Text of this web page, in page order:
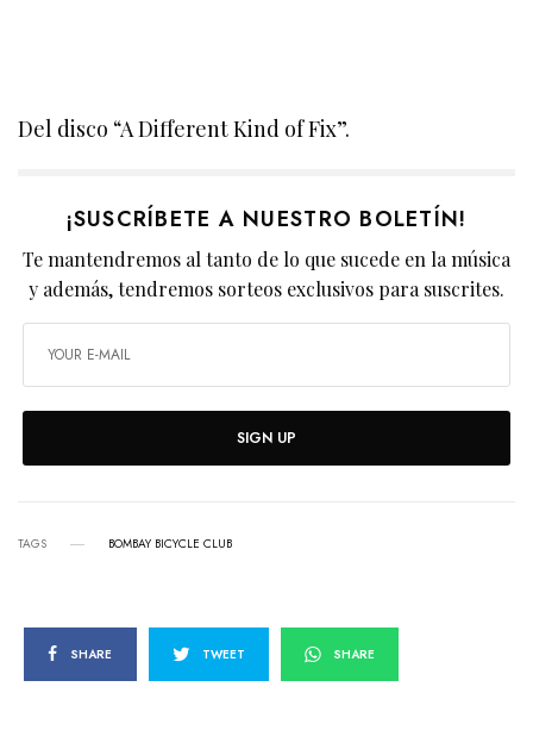
Del disco “A Different Kind of Fix”.
¡SUSCRÍBETE A NUESTRO BOLETÍN!
Te mantendremos al tanto de lo que sucede en la música
y además, tendremos sorteos exclusivos para suscrites.
SIGN UP
TAGS BOMBAY BICYCLE CLUB
SHARE TWEET SHARE